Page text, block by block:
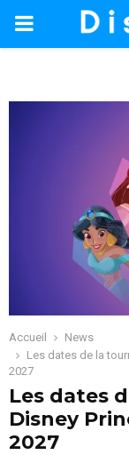
PRIMARY
Accueil
News
Les dates de la
2027
Les dates
Disney
2027